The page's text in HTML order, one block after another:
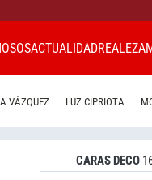
ACTUALIDADREALEZA
VÁZQUEZ LUZ CIPRIOTA
CARAS DECO